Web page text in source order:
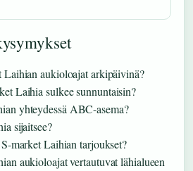
Laihian aukioloajat arkipäivinä?
Laihia sulkee sunnuntaisin?
yhteydessä ABC-asema?
sijaitsee?
market Laihian tarjoukset?
aukioloajat vertautuvat lähialueen